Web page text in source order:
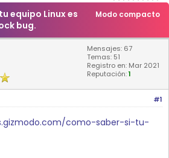
Modo compacto
equipo Linux es
bug.
Mensajes: 67
Temas: 51
Registro en: Mar 2021
Reputación:1
#1
como-saber-si-tu-